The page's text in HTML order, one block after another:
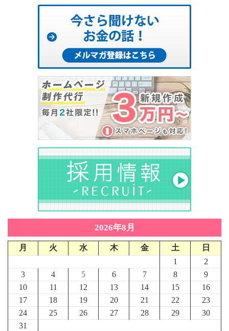
2026年8月
月 火 水 木 金 土
日
1
2
3
4 5 6 7 8
9
10
11 12 13 14 15
16
17
18 19 20 21 22
23
24
25 26 27 28 29
30
31